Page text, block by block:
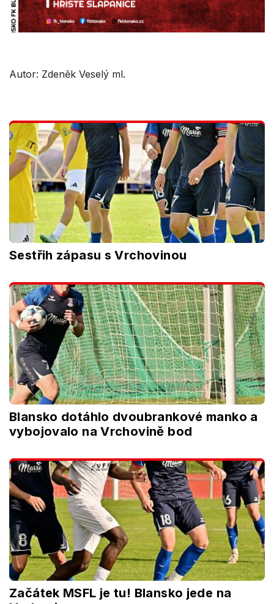
Autor: Zdeněk Veselý ml.
Sestřih zápasu s Vrchovinou
Blansko dotáhlo dvoubrankové manko a
vybojovalo na Vrchovině bod
Začátek MSFL je tu! Blansko jede na